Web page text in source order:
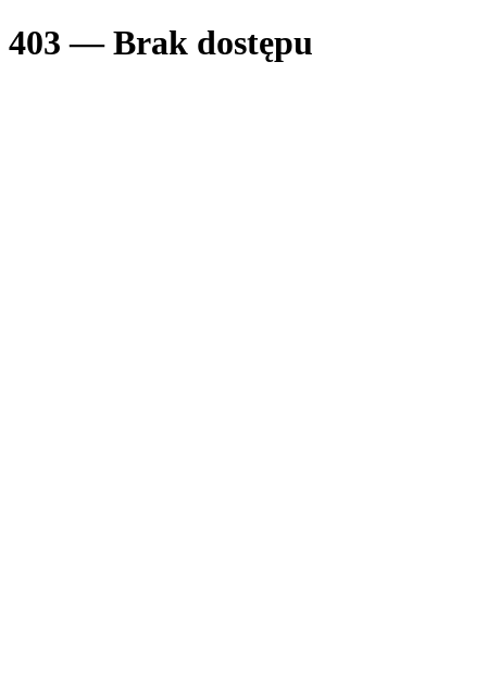
403 — Brak dostępu